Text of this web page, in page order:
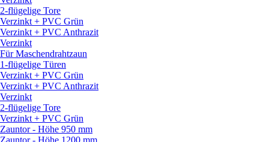
2-flügelige Tore
Verzinkt + PVC Grün
Verzinkt + PVC Anthrazit
Verzinkt
Für Maschendrahtzaun
1-flügelige Türen
Verzinkt + PVC Grün
Verzinkt + PVC Anthrazit
Verzinkt
2-flügelige Tore
Verzinkt + PVC Grün
Zauntor - Höhe 950 mm
Zauntor - Höhe 1200 mm